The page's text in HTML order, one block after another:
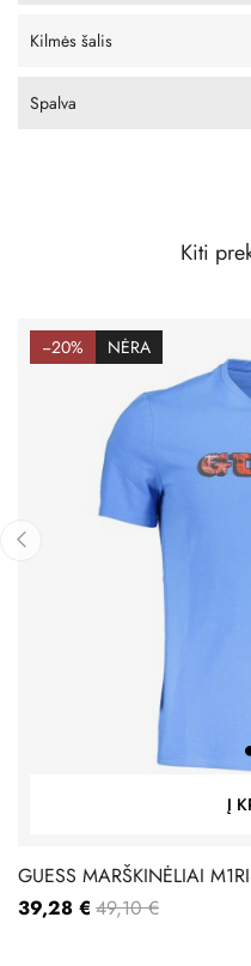
Kilmės šalis
Spalva
Kiti
−20% NĖRA
Į
GUESS MARŠKINĖLIAI
39,28 € 49,10 €